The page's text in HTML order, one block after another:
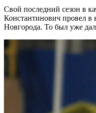
Свой последний сезон в
Константинович провел
Новгорода. То был уже